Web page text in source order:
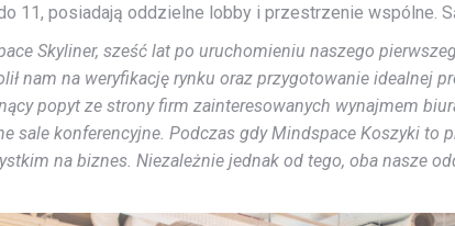
11, posiadają oddzielne lobby i przestrzenie wspólne.
Skyliner, sześć lat po uruchomieniu naszego
nam na weryfikację rynku oraz przygotowanie idealnej
popyt ze strony firm zainteresowanych wynajmem
sale konferencyjne. Podczas gdy Mindspace Koszyki
na biznes. Niezależnie jednak od tego, oba nasze